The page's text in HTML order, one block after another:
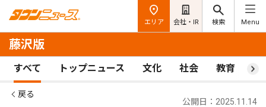
エリア 会社・IR 検索 Menu
藤沢版
すべて トップニュース 文化 社会 教育 ス
戻る
公開日：2025.11.14